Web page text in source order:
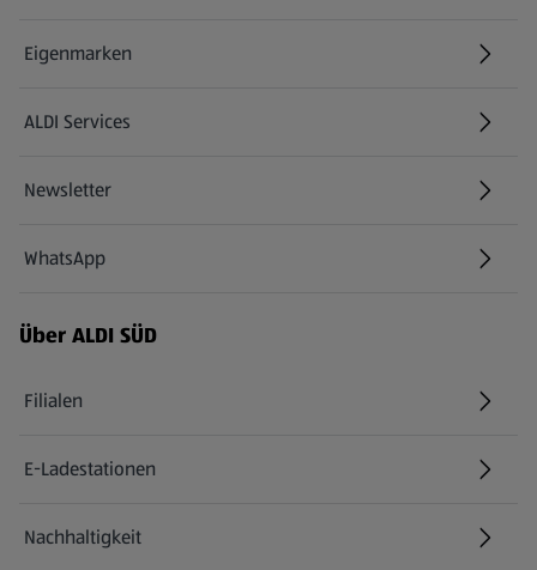
Eigenmarken
ALDI Services
Newsletter
WhatsApp
Über ALDI SÜD
Filialen
E-Ladestationen
Nachhaltigkeit